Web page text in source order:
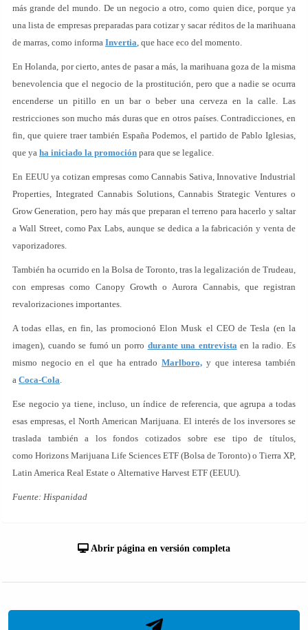
más grande del mundo. De un negocio a otro, como quien dice, porque ya
una lista de empresas preparadas para cotizar y sacar réditos de la marihuana
de marras, como informa Invertia, que hace eco del momento.
En Holanda, por cierto, antes de pasar a más, la marihuana goza de la misma
benevolencia que el negocio de la prostitución, pero que a nadie se ocurra
encenderse un pitillo en un bar o beber una cerveza en la calle. Las
restricciones son mucho más duras que en otros países. Contradicciones, en
fin, que quiere traer también España Podemos, el partido de Pablo Iglesias,
que ya ha iniciado la promoción para que se legalice.
En EEUU ya cotizan empresas como Cannabis Sativa, Innovative Industrial
Properties, Integrated Cannabis Solutions, Cannabis Strategic Ventures o
Grow Generation, pero hay más que preparan el terreno para hacerlo y saltar
a Wall Street, como Pax Labs, aunque se dedica a la fabricación y venta de
vaporizadores.
También ha ocurrido en la Bolsa de Toronto, tras la legalización de Trudeau,
con empresas como Canopy Growth o Aurora Cannabis, que registran
revalorizaciones importantes.
A todas ellas, en fin, las promocionó Elon Musk el CEO de Tesla (en la
imagen), cuando se fumó un porro durante una entrevistaen la radio. Es
mismo negocio en el que ha entradoMarlboro, y que interesa también
a Coca-Cola.
Ese negocio ya tiene, incluso, un índice de referencia, que agrupa a todas
esas empresas, el North American Marijuana. El interés de los inversores se
traslada también a los fondos cotizados sobre ese tipo de títulos,
como Horizons Marijuana Life Sciences ETF (Bolsa de Toronto) o Tierra XP,
Latin America Real Estate o Alternative Harvest ETF (EEUU).
Fuente: Hispanidad
Abrir página en versión completa